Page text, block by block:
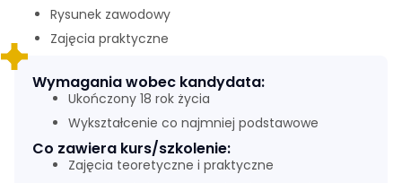
Rysunek zawodowy
Zajęcia praktyczne
Wymagania wobec kandydata:
Ukończony 18 rok życia
Wykształcenie co najmniej podstawowe
Co zawiera kurs/szkolenie:
Zajęcia teoretyczne i praktyczne